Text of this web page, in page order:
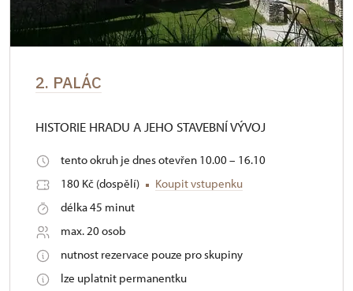
2. PALÁC
HISTORIE HRADU A JEHO STAVEBNÍ VÝVOJ
tento okruh je dnes otevřen 10.00 – 16.10
180 Kč (dospělí)
Koupit vstupenku
délka 45 minut
max. 20 osob
nutnost rezervace pouze pro skupiny
lze uplatnit permanentku